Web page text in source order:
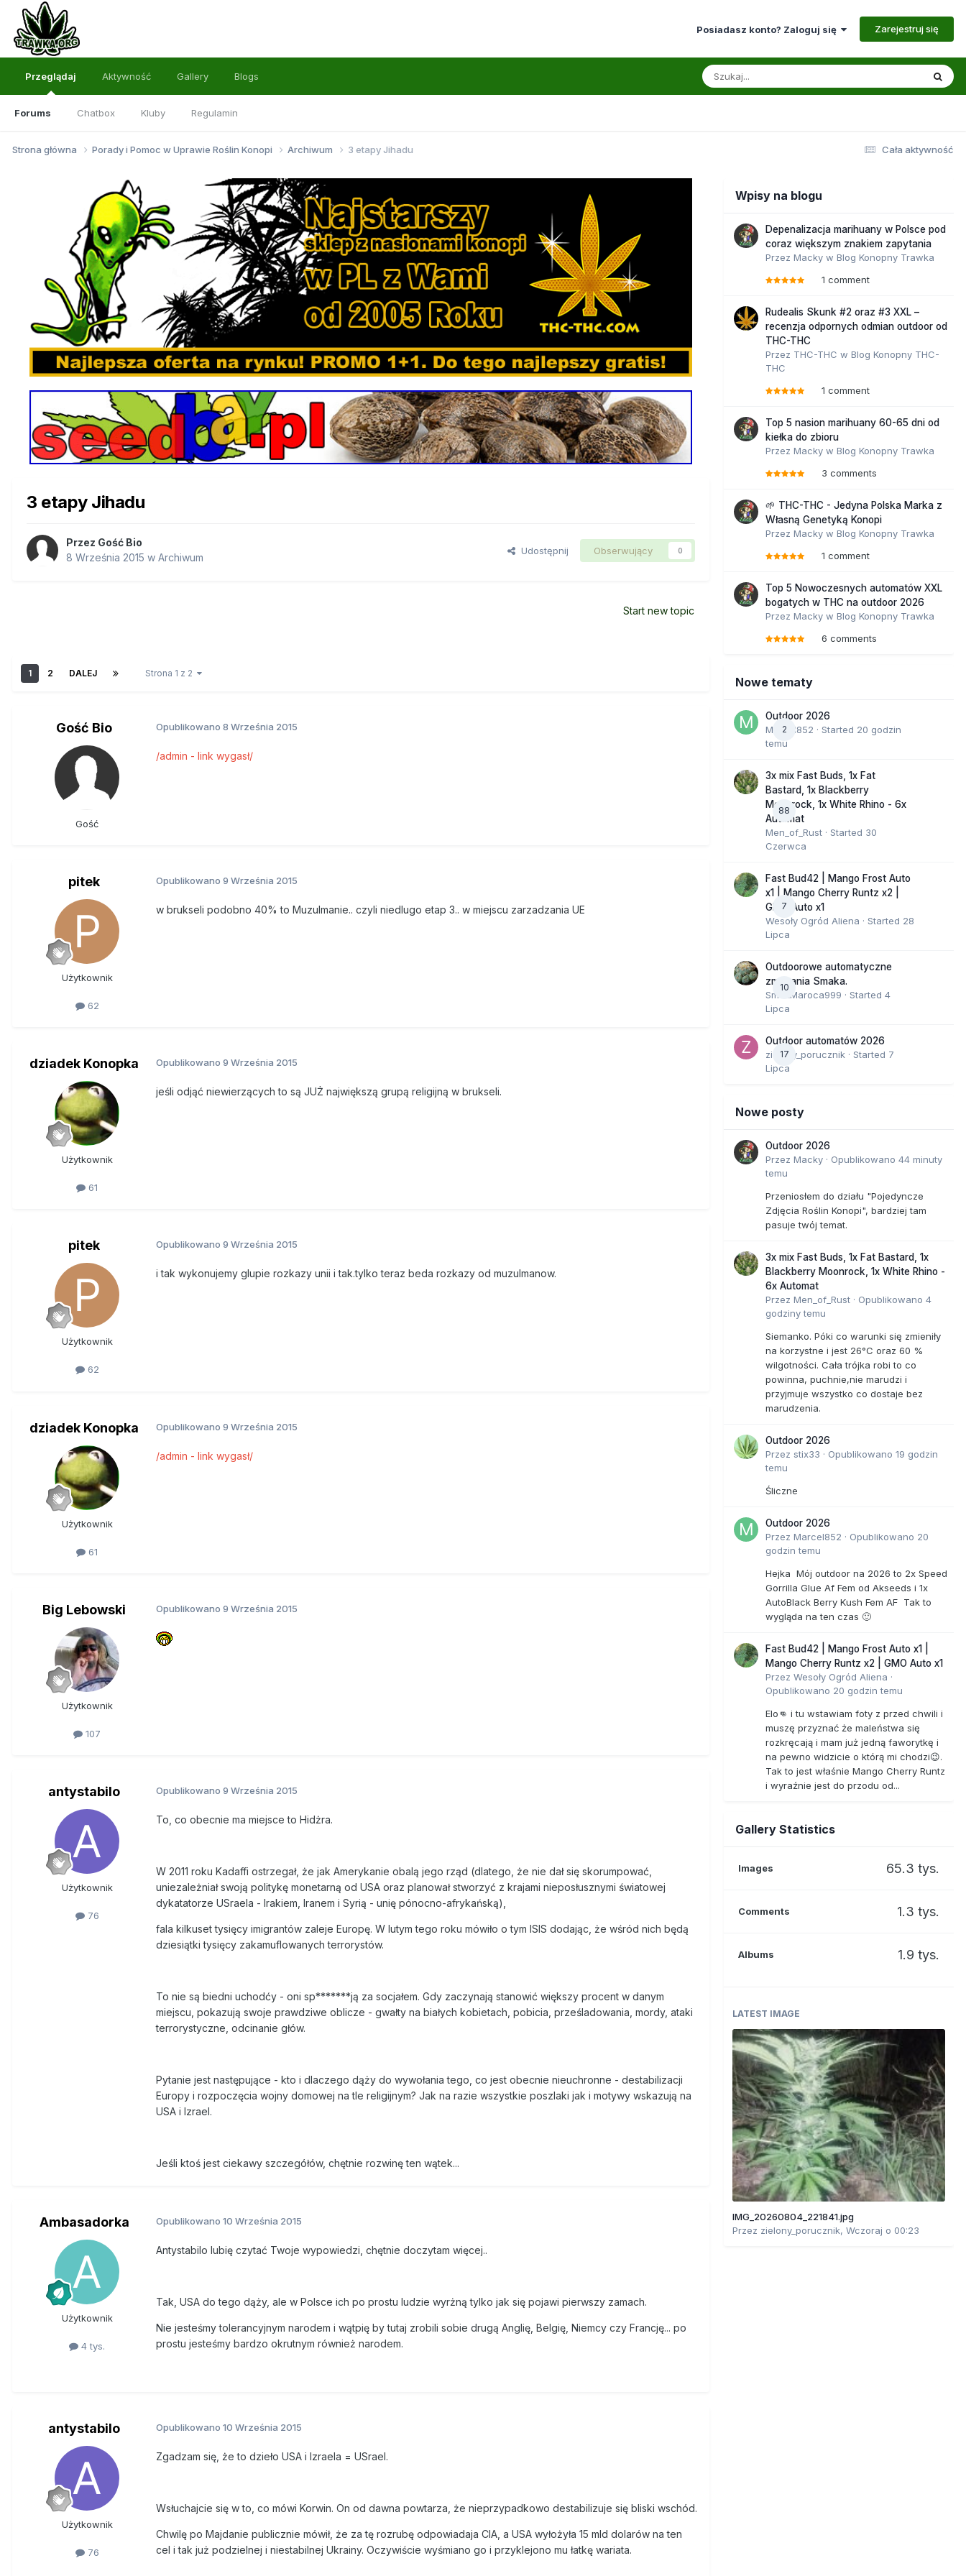
Posiadasz konto? Zaloguj się Zarejestruj się
Przeglądaj
Forums Chatbox Kluby Regulamin
Aktywność Gallery Blogs
Cała aktywność
Strona główna Porady i Pomoc w Uprawie Roślin Konopi Archiwum 3 etapy Jihadu
3 etapy Jihadu
Przez Gość Bio
8 Września 2015 w Archiwum
Udostępnij Obserwujący 0
Start new topic
1 2 DALEJ Strona 1 z 2
Gość Bio
Gość
Opublikowano 8 Września 2015
/admin - link wygasł/
pitek
Użytkownik
62
Opublikowano 9 Września 2015
w brukseli podobno 40% to Muzulmanie.. czyli niedlugo etap 3.. w miejscu zarzadzania UE
dziadek Konopka
Użytkownik
61
Opublikowano 9 Września 2015
jeśli odjąć niewierzących to są JUŻ największą grupą religijną w brukseli.
pitek
Użytkownik
62
Opublikowano 9 Września 2015
i tak wykonujemy glupie rozkazy unii i tak.tylko teraz beda rozkazy od muzulmanow.
dziadek Konopka
Użytkownik
61
Opublikowano 9 Września 2015
/admin - link wygasł/
Big Lebowski
Użytkownik
107
Opublikowano 9 Września 2015
antystabilo
Użytkownik
76
Opublikowano 9 Września 2015
To, co obecnie ma miejsce to Hidżra.
W 2011 roku Kadaffi ostrzegał, że jak Amerykanie obalą jego rząd (dlatego, że nie dał się skorumpować,
uniezależniał swoją politykę monetarną od USA oraz planował stworzyć z krajami nieposłusznymi światowej
dykatatorze USraela - Irakiem, Iranem i Syrią - unię pónocno-afrykańską),
fala kilkuset tysięcy imigrantów zaleje Europę. W lutym tego roku mówiło o tym ISIS dodając, że wśród nich będą
dziesiątki tysięcy zakamuflowanych terrorystów.
To nie są biedni uchodćy - oni sp*******ją za socjałem. Gdy zaczynają stanowić większy procent w danym
miejscu, pokazują swoje prawdziwe oblicze - gwałty na białych kobietach, pobicia, prześladowania, mordy, ataki
terrorystyczne, odcinanie głów.
Pytanie jest następujące - kto i dlaczego dąży do wywołania tego, co jest obecnie nieuchronne - destabilizacji
Europy i rozpoczęcia wojny domowej na tle religijnym? Jak na razie wszystkie poszlaki jak i motywy wskazują na
USA i Izrael.
Jeśli ktoś jest ciekawy szczegółów, chętnie rozwinę ten wątek...
Ambasadorka
Użytkownik
4 tys.
Opublikowano 10 Września 2015
Antystabilo lubię czytać Twoje wypowiedzi, chętnie doczytam więcej..
Tak, USA do tego dąży, ale w Polsce ich po prostu ludzie wyrżną tylko jak się pojawi pierwszy zamach.
Nie jesteśmy tolerancyjnym narodem i wątpię by tutaj zrobili sobie drugą Anglię, Belgię, Niemcy czy Francję... po
prostu jesteśmy bardzo okrutnym również narodem.
antystabilo
Użytkownik
76
Opublikowano 10 Września 2015
Zgadzam się, że to dzieło USA i Izraela = USrael.
Wsłuchajcie się w to, co mówi Korwin. On od dawna powtarza, że nieprzypadkowo destabilizuje się bliski wschód.
Chwilę po Majdanie publicznie mówił, że za tę rozrubę odpowiadaja CIA, a USA wyłożyła 15 mld dolarów na ten
cel i tak już podzielnej i niestabilnej Ukrainy. Oczywiście wyśmiano go i przyklejono mu łatkę wariata.
Wpisy na blogu
Depenalizacja marihuany w Polsce pod
coraz większym znakiem zapytania
Przez Macky w Blog Konopny Trawka
1 comment
Rudealis Skunk #2 oraz #3 XXL –
recenzja odpornych odmian outdoor od
THC-THC
Przez THC-THC w Blog Konopny THC-
THC
1 comment
Top 5 nasion marihuany 60-65 dni od
kiełka do zbioru
Przez Macky w Blog Konopny Trawka
3 comments
🌱 THC-THC - Jedyna Polska Marka z
Własną Genetyką Konopi
Przez Macky w Blog Konopny Trawka
1 comment
Top 5 Nowoczesnych automatów XXL
bogatych w THC na outdoor 2026
Przez Macky w Blog Konopny Trawka
6 comments
Nowe tematy
2
Outdoor 2026
Marcel852 · Started 20 godzin
temu
88
3x mix Fast Buds, 1x Fat
Bastard, 1x Blackberry
Moonrock, 1x White Rhino - 6x
Automat
Men_of_Rust · Started 30
Czerwca
7
Fast Bud42 | Mango Frost Auto
x1 | Mango Cherry Runtz x2 |
GMO Auto x1
Wesoły Ogród Aliena · Started 28
Lipca
10
Outdoorowe automatyczne
zmagania Smaka.
SmakMaroca999 · Started 4
Lipca
17
Outdoor automatów 2026
zielony_porucznik · Started 7
Lipca
Nowe posty
Outdoor 2026
Przez Macky · Opublikowano 44 minuty
temu
Przeniosłem do działu "Pojedyncze
Zdjęcia Roślin Konopi", bardziej tam
pasuje twój temat.
3x mix Fast Buds, 1x Fat Bastard, 1x
Blackberry Moonrock, 1x White Rhino -
6x Automat
Przez Men_of_Rust · Opublikowano 4
godziny temu
Siemanko. Póki co warunki się zmieniły
na korzystne i jest 26°C oraz 60 %
wilgotności. Cała trójka robi to co
powinna, puchnie,nie marudzi i
przyjmuje wszystko co dostaje bez
marudzenia.
Outdoor 2026
Przez stix33 · Opublikowano 19 godzin
temu
Śliczne
Outdoor 2026
Przez Marcel852 · Opublikowano 20
godzin temu
Hejka Mój outdoor na 2026 to 2x Speed
Gorrilla Glue Af Fem od Akseeds i 1x
AutoBlack Berry Kush Fem AF Tak to
wygląda na ten czas 🙂
Fast Bud42 | Mango Frost Auto x1 |
Mango Cherry Runtz x2 | GMO Auto x1
Przez Wesoły Ogród Aliena ·
Opublikowano 20 godzin temu
Elo👊 i tu wstawiam foty z przed chwili i
muszę przyznać że maleństwa się
rozkręcają i mam już jedną faworytkę i
na pewno widzicie o którą mi chodzi😉.
Tak to jest właśnie Mango Cherry Runtz
i wyraźnie jest do przodu od...
Gallery Statistics
Images 65.3 tys.
Comments 1.3 tys.
Albums 1.9 tys.
LATEST IMAGE
IMG_20260804_221841.jpg
Przez zielony_porucznik, Wczoraj o 00:23